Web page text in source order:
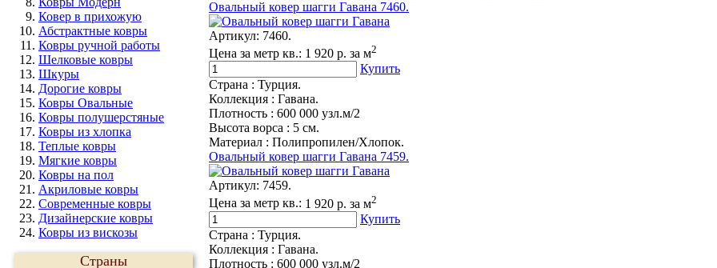
Ковер в прихожую
Абстрактные ковры
Ковры ручной работы
Шелковые ковры
Шкуры
Дорогие ковры
Ковры Овальные
Ковры полушерстяные
Ковры из хлопка
Теплые ковры
Мягкие ковры
Ковры на пол
Акриловые ковры
Современные ковры
Дизайнерские ковры
Ковры из вискозы
Страны
Овальный ковер шагги Гавана 7460.
Артикул: 7460.
Цена за метр кв.: 1 920 р. за м2
Купить
Страна : Турция.
Коллекция : Гавана.
Плотность : 600 000 узл.м/2
Высота ворса : 5 см.
Материал : Полипропилен/Хлопок.
Овальный ковер шагги Гавана 7459.
Артикул: 7459.
Цена за метр кв.: 1 920 р. за м2
Купить
Страна : Турция.
Коллекция : Гавана.
Плотность : 600 000 узл.м/2